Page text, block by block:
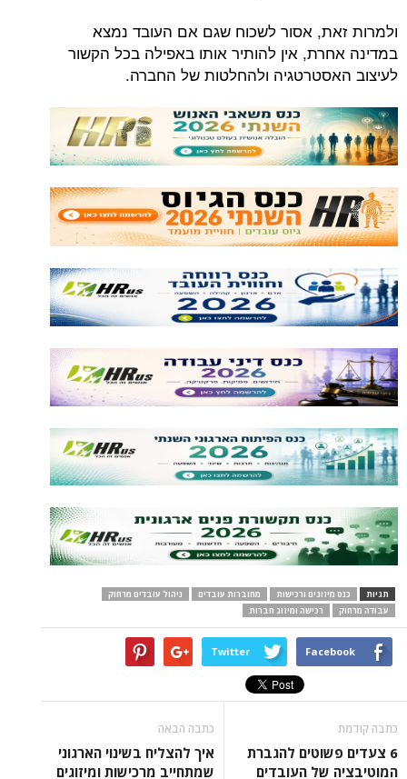
ולמרות זאת, אסור לשכוח שגם אם העובד נמצא
במדינה אחרת, אין להותיר אותו באפילה בכל הקשור
לעיצוב האסטרטגיה ולהחלטות של החברה.
תגיות כנס מיזוגים ורכישות מחוברות עובדים
ניהול עובדים מרחוק
עבודה מרחוק
רכישה ומיזוג חברות
Facebook
Twitter
כתבה קודמת
6 צעדים פשוטים להגברת
המוטיבציה של העובדים
כתבה הבאה
איך להצליח בשינוי הארגוני
שמתחייב מרכישות ומיזוגים